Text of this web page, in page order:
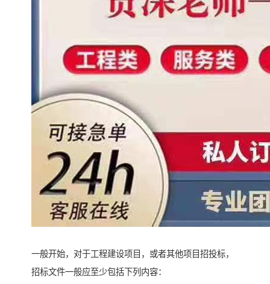
一般开始，对于工程建设项目，或者其他项目招投标，
招标文件一般应至少包括下列内容：